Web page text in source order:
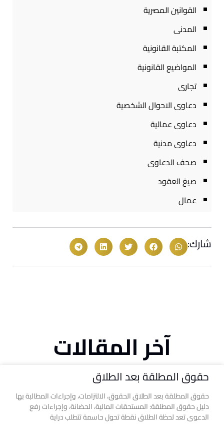
القوانين المصرية
المدنى
المكتبة القانونية
المواضيع القانونية
تجارى
دعاوى الاحوال الشخصية
دعاوى عمالية
دعاوى مدنية
صحف الدعاوى
صيغ العقود
عمال
شارك:
آخر المقالات
حقوق المطلقة بعد الطلاق
حقوق المطلقة بعد الطلاق الحقوق، الالتزامات، وإجراءات المطالبة بها
دليل حقوق المطلقة: المستحقات المالية، الحضانة، وإجراءات رفع
الدعوى تعد لحظة الطلاق نقطة تحول حاسمة تتطلب دراية